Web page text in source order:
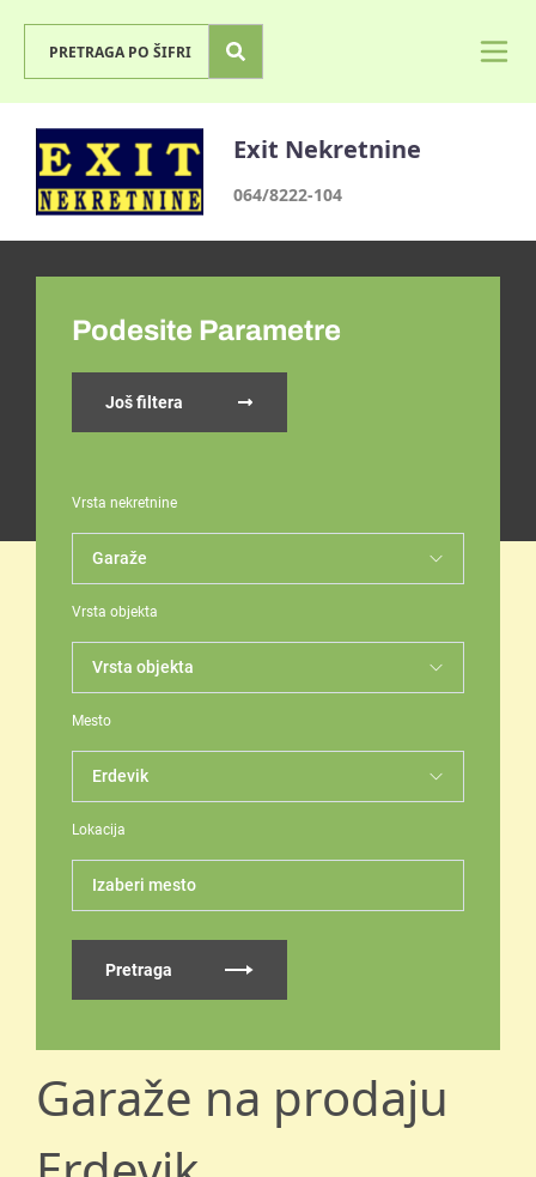
Exit Nekretnine
064/8222-104
Podesite Parametre
Još filtera
Vrsta nekretnine
Vrsta objekta
Mesto
Lokacija
Izaberi mesto
Pretraga
Garaže na prodaju